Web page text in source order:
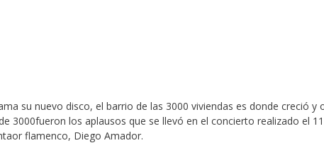
su nuevo disco, el barrio de las 3000 viviendas es donde creció y
3000fueron los aplausos que se llevó en el concierto realizado el
flamenco, Diego Amador.